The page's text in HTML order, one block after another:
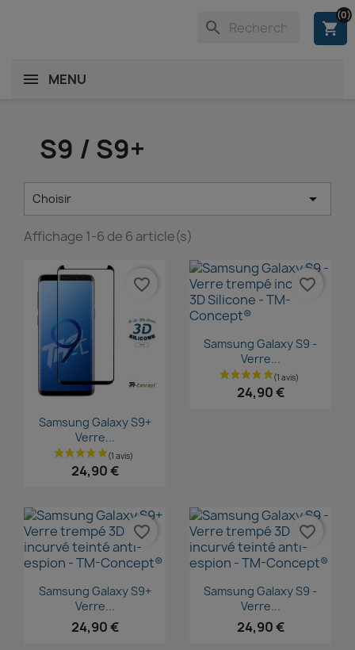
shopping_cart
(0)
search
MENU
S9 / S9+
Choisir 
Affichage 1-6 de 6 article(s)
Aperçu rapide
Samsung Galaxy S9+
Verre...
24,90 €
favorite_border
Aperçu rapide
Samsung Galaxy S9 -
Verre...
24,90 €
favorite_border
Aperçu rapide
Samsung Galaxy S9+
Verre...
24,90 €
favorite_border
Aperçu rapide
Samsung Galaxy S9 -
Verre...
24,90 €
favorite_border